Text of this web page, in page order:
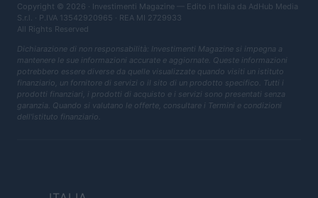
Copyright © 2026 · Investimenti Magazine — Edito in Italia da AdHub Media
S.r.l. · P.IVA 13542920965 · REA MI 2729933
All Rights Reserved
Dichiarazione di non responsabilità: Investimenti Magazine si impegna a
mantenere le sue informazioni accurate e aggiornate. Queste informazioni
potrebbero essere diverse da quelle visualizzate quando visiti un istituto
finanziario, un fornitore di servizi o il sito di un prodotto specifico. Tutti i
prodotti finanziari, i prodotti di acquisto e i servizi sono presentati senza
garanzia. Quando si valutano le offerte, consultare i Termini e condizioni
dell'istituto finanziario.